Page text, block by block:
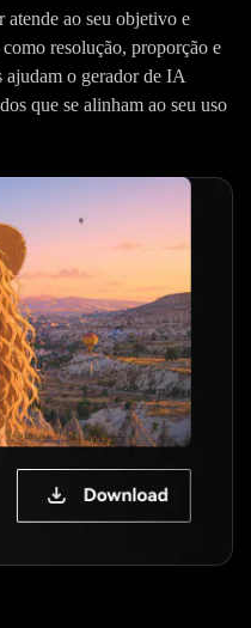
ao seu objetivo e
resolução, proporção e
ajudam o gerador de IA
que se alinham ao seu uso